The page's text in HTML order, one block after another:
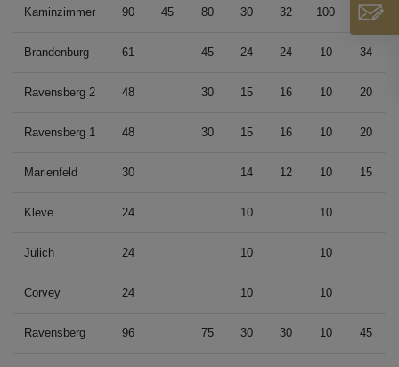
Kaminzimmer 90 45 80 30 32 100 45
Brandenburg 61 45 24 24 10 34
Ravensberg 2 48 30 15 16 10 20
Ravensberg 1 48 30 15 16 10 20
Marienfeld 30 14 12 10 15
Kleve 24 10 10
Jülich 24 10 10
Corvey 24 10 10
Ravensberg 96 75 30 30 10 45